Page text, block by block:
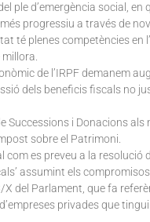
ple d’emergència social, en
progressiu a través de
té plenes competències en
millora.
de l’IRPF demanem
dels beneficis fiscals no
Successions i Donacions
sobre el Patrimoni.
es preveu a la resolució
assumint els
del Parlament, que fa
privades que